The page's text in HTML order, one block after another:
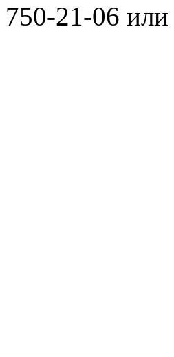
750-21-06